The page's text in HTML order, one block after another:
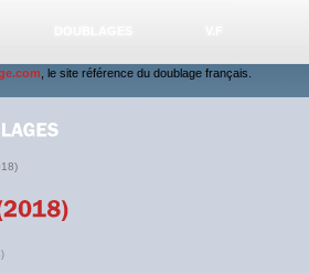
, le site référence du doublage français.